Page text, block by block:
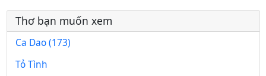
Thơ bạn muốn xem
Ca Dao (173)
Tỏ Tình